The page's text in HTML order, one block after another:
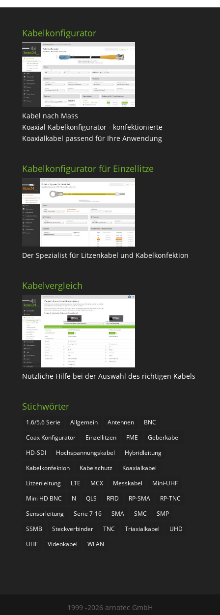
Kabelkonfigurator
Kabel nach Mass
Koaxial Kabelkonfigurator - konfektionierte
Koaxialkabel passend für Ihre Anwendung
Kabelkonfigurator für Einzellitze
Der Spezialist für Litzenkabel und Kabelkonfektion
Kabelvergleich
Nützliche Hilfe bei der Auswahl des richtigen Kabels
Stichwörter
1.6/5.6 Serie Allgemein Antennen
BNC
Coax Konfigurator
Einzellitzen FME
Geberkabel
HD-SDI
Hochspannungskabel
Hybridleitung
Kabelkonfektion
Kabelschutz
Koaxialkabel
Litzenleitung
LTE MCX Messkabel
Mini-UHF
Mini HD BNC
N QLS RFID RP-SMA
RP-TNC
Sensorleitung
Serie 7-16 SMA SMC
SMP
SSMB
Steckverbinder TNC Triaxialkabel
UHD
UHF
Videokabel WLAN
1999 -2026 arnotec GmbH